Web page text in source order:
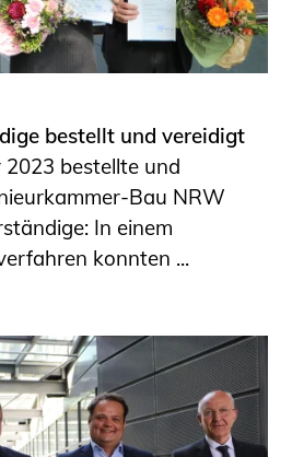
bestellt und vereidigt
bestellte und
Bau NRW
In einem
konnten ...